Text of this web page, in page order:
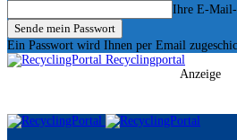
Ihre E-Mail-
Ein Passwort wird Ihnen per Email
Recyclingportal
Anzeige